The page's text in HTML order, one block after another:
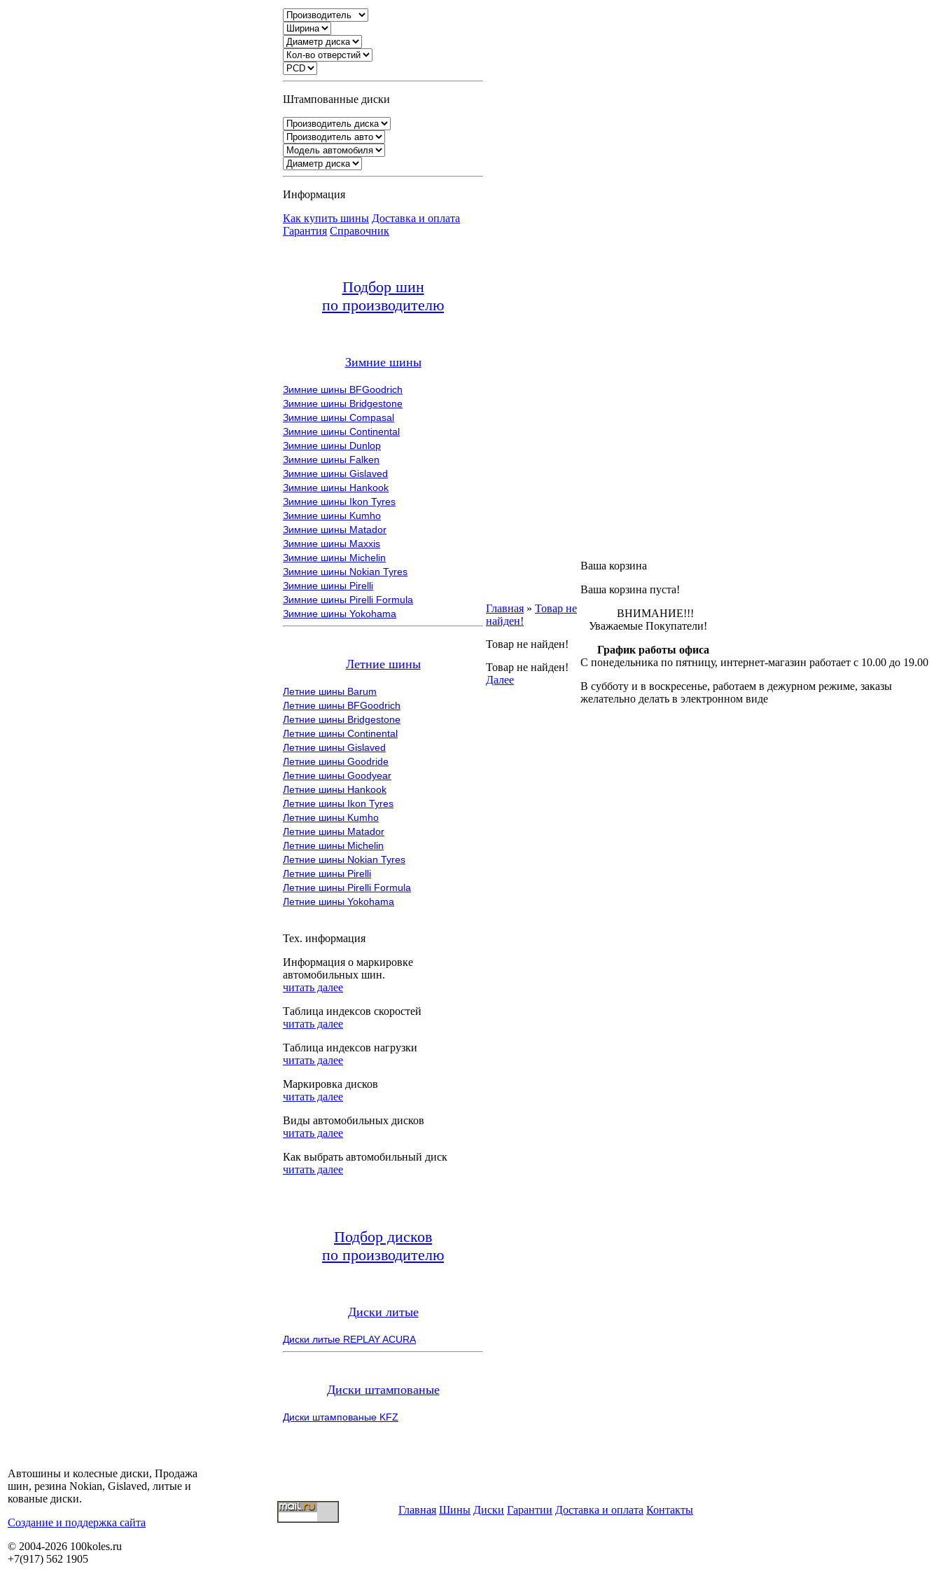
Штампованные диски
Информация
Как купить шины Доставка и оплата
Гарантия Справочник
Подбор шин
по производителю
Зимние шины
Зимние шины BFGoodrich
Зимние шины Bridgestone
Зимние шины Compasal
Зимние шины Continental
Зимние шины Dunlop
Зимние шины Falken
Зимние шины Gislaved
Зимние шины Hankook
Зимние шины Ikon Tyres
Зимние шины Kumho
Зимние шины Matador
Зимние шины Maxxis
Зимние шины Michelin
Зимние шины Nokian Tyres
Зимние шины Pirelli
Зимние шины Pirelli Formula
Зимние шины Yokohama
Летние шины
Летние шины Barum
Летние шины BFGoodrich
Летние шины Bridgestone
Летние шины Continental
Летние шины Gislaved
Летние шины Goodride
Летние шины Goodyear
Летние шины Hankook
Летние шины Ikon Tyres
Летние шины Kumho
Летние шины Matador
Летние шины Michelin
Летние шины Nokian Tyres
Летние шины Pirelli
Летние шины Pirelli Formula
Летние шины Yokohama
Тех. информация
Информация о маркировке
автомобильных шин.
читать далее
Таблица индексов скоростей
читать далее
Таблица индексов нагрузки
читать далее
Маркировка дисков
читать далее
Виды автомобильных дисков
читать далее
Как выбрать автомобильный диск
читать далее
Подбор дисков
по производителю
Диски литые
Диски литые REPLAY ACURA
Диски штампованые
Диски штампованые KFZ
Главная » Товар не
найден!
Товар не найден!
Товар не найден!
Далее
Ваша корзина
Ваша корзина пуста!
ВНИМАНИЕ!!!
Уважаемые Покупатели!
График работы офиса
С понедельника по пятницу, интернет-магазин работает с 10.00 до 19.00
В субботу и в воскресенье, работаем в дежурном режиме, заказы
желательно делать в электронном виде
Автошины и колесные диски, Продажа
шин, резина Nokian, Gislaved, литые и
кованые диски.
Cоздание и поддержка сайта
© 2004-2026 100koles.ru
+7(917) 562 1905
Главная Шины Диски Гарантии Доставка и оплата Контакты